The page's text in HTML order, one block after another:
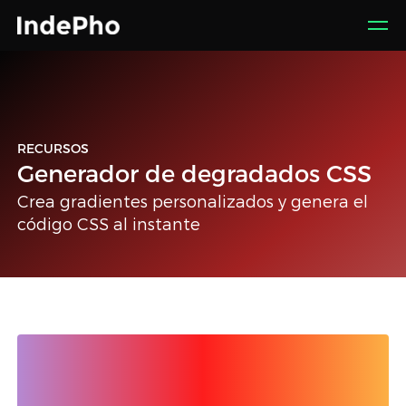
RECURSOS
Generador de degradados CSS
Crea gradientes personalizados y genera el
código CSS al instante